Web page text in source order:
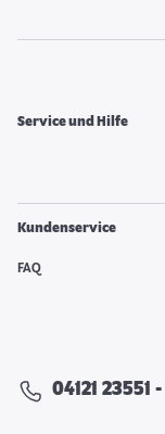
Service und Hilfe
Kundenservice
FAQ
04121 23551 -